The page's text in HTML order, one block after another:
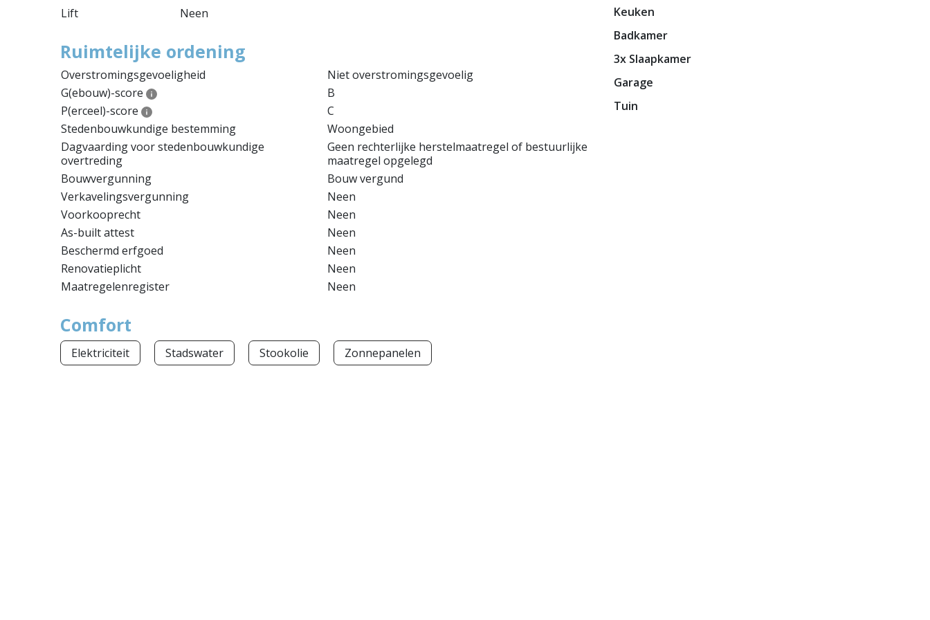
Lift
Neen
Ruimtelijke ordening
Overstromingsgevoeligheid
Niet overstromingsgevoelig
G(ebouw)-score
B
P(erceel)-score
C
Stedenbouwkundige bestemming
Woongebied
Dagvaarding voor stedenbouwkundige
overtreding
Geen rechterlijke herstelmaatregel of bestuurlijke
maatregel opgelegd
Bouwvergunning
Bouw vergund
Verkavelingsvergunning
Neen
Voorkooprecht
Neen
As-built attest
Neen
Beschermd erfgoed
Neen
Renovatieplicht
Neen
Maatregelenregister
Neen
Keuken
Badkamer
3x Slaapkamer
Garage
Tuin
Comfort
Elektriciteit Stadswater Stookolie Zonnepanelen